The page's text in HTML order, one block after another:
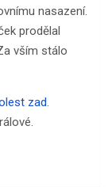
nasazení.
prodělal
vším stálo
zad.